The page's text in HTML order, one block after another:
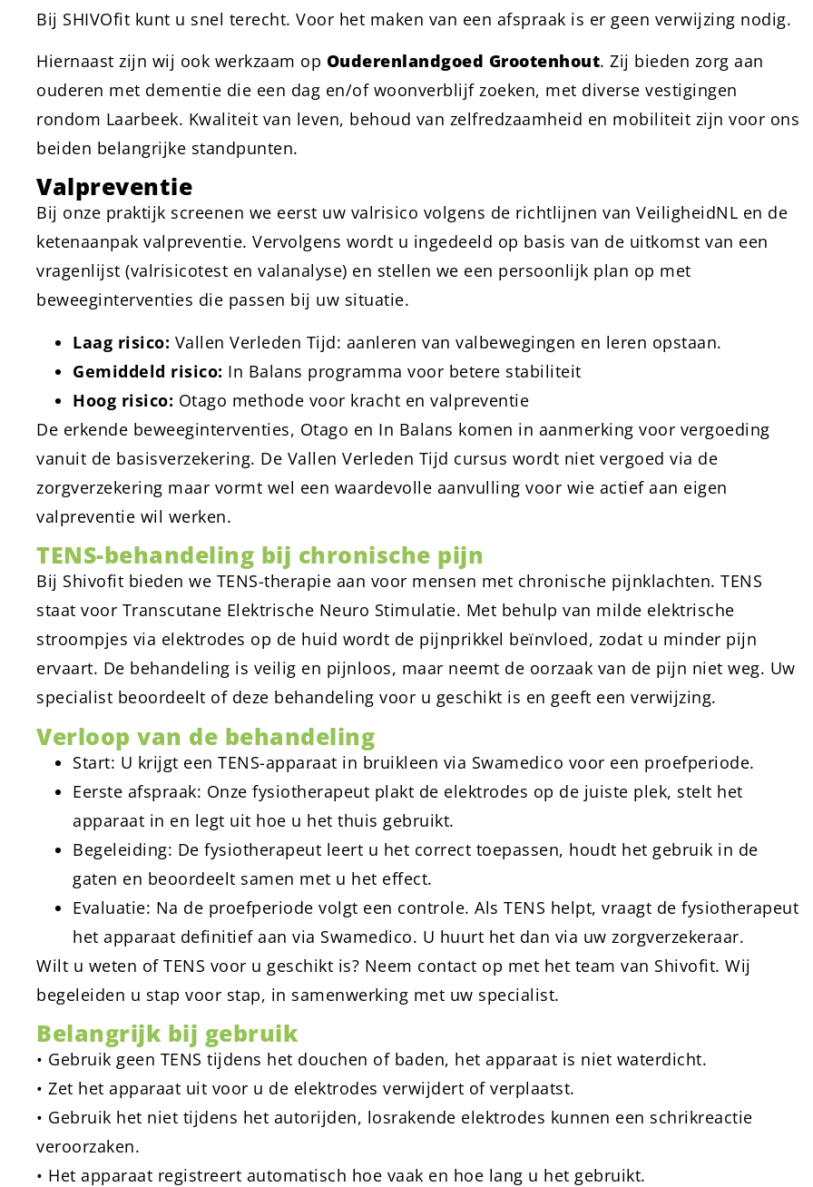
Bij SHIVOfit kunt u snel terecht. Voor het maken van een afspraak is er geen verwijzing nodig.
Hiernaast zijn wij ook werkzaam op Ouderenlandgoed Grootenhout. Zij bieden zorg aan
ouderen met dementie die een dag en/of woonverblijf zoeken, met diverse vestigingen
rondom Laarbeek. Kwaliteit van leven, behoud van zelfredzaamheid en mobiliteit zijn voor ons
beiden belangrijke standpunten.
Valpreventie
Bij onze praktijk screenen we eerst uw valrisico volgens de richtlijnen van VeiligheidNL en de
ketenaanpak valpreventie. Vervolgens wordt u ingedeeld op basis van de uitkomst van een
vragenlijst (valrisicotest en valanalyse) en stellen we een persoonlijk plan op met
beweeginterventies die passen bij uw situatie.
Laag risico: Vallen Verleden Tijd: aanleren van valbewegingen en leren opstaan.
Gemiddeld risico: In Balans programma voor betere stabiliteit
Hoog risico: Otago methode voor kracht en valpreventie
De erkende beweeginterventies, Otago en In Balans komen in aanmerking voor vergoeding
vanuit de basisverzekering. De Vallen Verleden Tijd cursus wordt niet vergoed via de
zorgverzekering maar vormt wel een waardevolle aanvulling voor wie actief aan eigen
valpreventie wil werken.
TENS-behandeling bij chronische pijn
Bij Shivofit bieden we TENS-therapie aan voor mensen met chronische pijnklachten. TENS
staat voor Transcutane Elektrische Neuro Stimulatie. Met behulp van milde elektrische
stroompjes via elektrodes op de huid wordt de pijnprikkel beïnvloed, zodat u minder pijn
ervaart. De behandeling is veilig en pijnloos, maar neemt de oorzaak van de pijn niet weg. Uw
specialist beoordeelt of deze behandeling voor u geschikt is en geeft een verwijzing.
Verloop van de behandeling
Start: U krijgt een TENS-apparaat in bruikleen via Swamedico voor een proefperiode.
Eerste afspraak: Onze fysiotherapeut plakt de elektrodes op de juiste plek, stelt het
apparaat in en legt uit hoe u het thuis gebruikt.
Begeleiding: De fysiotherapeut leert u het correct toepassen, houdt het gebruik in de
gaten en beoordeelt samen met u het effect.
Evaluatie: Na de proefperiode volgt een controle. Als TENS helpt, vraagt de fysiotherapeut
het apparaat definitief aan via Swamedico. U huurt het dan via uw zorgverzekeraar.
Wilt u weten of TENS voor u geschikt is? Neem contact op met het team van Shivofit. Wij
begeleiden u stap voor stap, in samenwerking met uw specialist.
Belangrijk bij gebruik
• Gebruik geen TENS tijdens het douchen of baden, het apparaat is niet waterdicht.
• Zet het apparaat uit voor u de elektrodes verwijdert of verplaatst.
• Gebruik het niet tijdens het autorijden, losrakende elektrodes kunnen een schrikreactie
veroorzaken.
• Het apparaat registreert automatisch hoe vaak en hoe lang u het gebruikt.